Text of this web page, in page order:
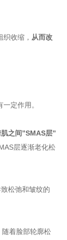
收缩， 从而改
定作用。
之间”SMAS层”
层逐渐老化松
松弛和皱纹的
着脸部轮廓松